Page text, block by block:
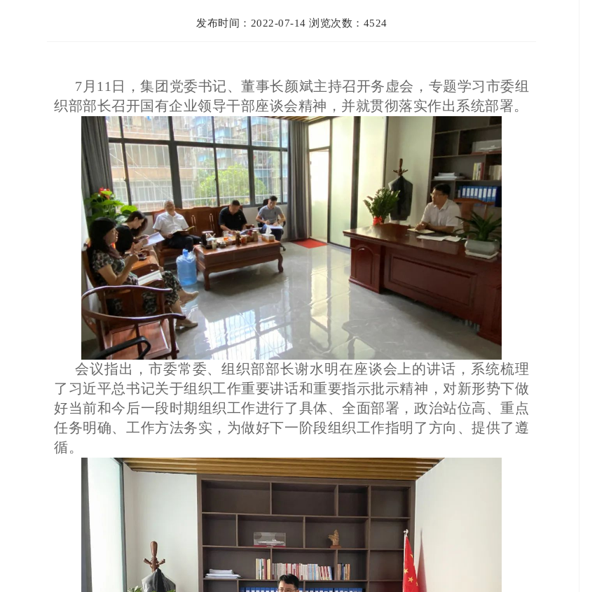
发布时间：2022-07-14 浏览次数：4524
7月11日，集团党委书记、董事长颜斌主持召开务虚会，专题学习市委组
织部部长召开国有企业领导干部座谈会精神，并就贯彻落实作出系统部署。
会议指出，市委常委、组织部部长谢水明在座谈会上的讲话，系统梳理
了习近平总书记关于组织工作重要讲话和重要指示批示精神，对新形势下做
好当前和今后一段时期组织工作进行了具体、全面部署，政治站位高、重点
任务明确、工作方法务实，为做好下一阶段组织工作指明了方向、提供了遵
循。